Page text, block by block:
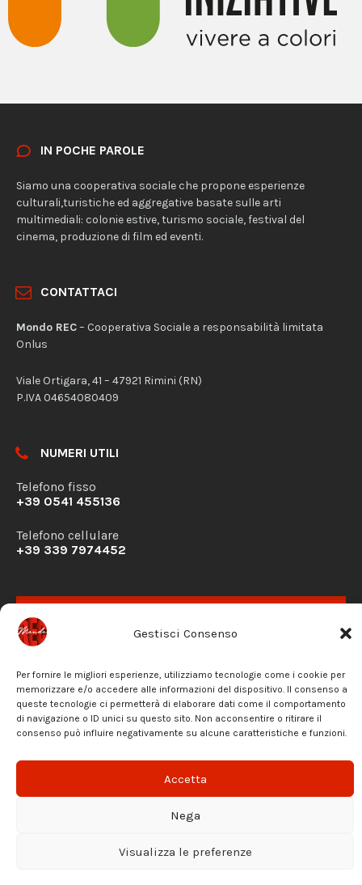
Gestisci Consenso
Per fornire le migliori esperienze, utilizziamo tecnologie come i cookie per
memorizzare e/o accedere alle informazioni del dispositivo. Il consenso a
queste tecnologie ci permetterà di elaborare dati come il comportamento
di navigazione o ID unici su questo sito. Non acconsentire o ritirare il
consenso può influire negativamente su alcune caratteristiche e funzioni.
Accetta
Nega
Visualizza le preferenze
IN POCHE PAROLE
Siamo una cooperativa sociale che propone esperienze
culturali,turistiche ed aggregative basate sulle arti
multimediali: colonie estive, turismo sociale, festival del
cinema, produzione di film ed eventi.
CONTATTACI
Mondo REC– Cooperativa Sociale a responsabilità limitata
Onlus
Viale Ortigara, 41 – 47921 Rimini (RN)
P.IVA 04654080409
NUMERI UTILI
Telefono fisso
+39 0541 455136
Telefono cellulare
+39 339 7974452
RICHIESTA DISPONIBILITÀ
CONTATTACI
PRIVACY POLICY
FacebookInstagram
Email
© 2026 Mondo REC - Riservato ogni diritto di utilizzo